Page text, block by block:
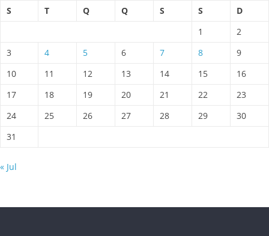
S
T Q Q S S
D
1
2
3
4 5 6 7 8
9
10
11 12 13 14 15
16
17
18 19 20 21 22
23
24
25 26 27 28 29
30
31
« Jul